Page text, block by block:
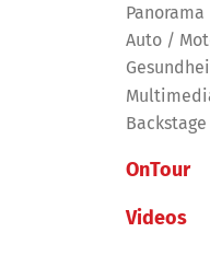
Panorama
Auto /
Backstage
OnTour
Videos